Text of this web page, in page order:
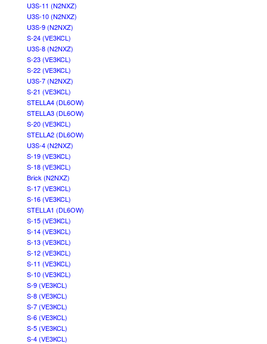
U3S-11 (N2NXZ)
U3S-10 (N2NXZ)
U3S-9 (N2NXZ)
S-24 (VE3KCL)
U3S-8 (N2NXZ)
S-23 (VE3KCL)
S-22 (VE3KCL)
U3S-7 (N2NXZ)
S-21 (VE3KCL)
STELLA4 (DL6OW)
STELLA3 (DL6OW)
S-20 (VE3KCL)
STELLA2 (DL6OW)
U3S-4 (N2NXZ)
S-19 (VE3KCL)
S-18 (VE3KCL)
Brick (N2NXZ)
S-17 (VE3KCL)
S-16 (VE3KCL)
STELLA1 (DL6OW)
S-15 (VE3KCL)
S-14 (VE3KCL)
S-13 (VE3KCL)
S-12 (VE3KCL)
S-11 (VE3KCL)
S-10 (VE3KCL)
S-9 (VE3KCL)
S-8 (VE3KCL)
S-7 (VE3KCL)
S-6 (VE3KCL)
S-5 (VE3KCL)
S-4 (VE3KCL)